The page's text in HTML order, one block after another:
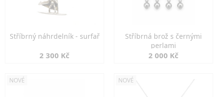
Stříbrný náhrdelník - surfař
2 300 Kč
Stříbrná brož s černými
perlami
2 000 Kč
NOVÉ NOVÉ